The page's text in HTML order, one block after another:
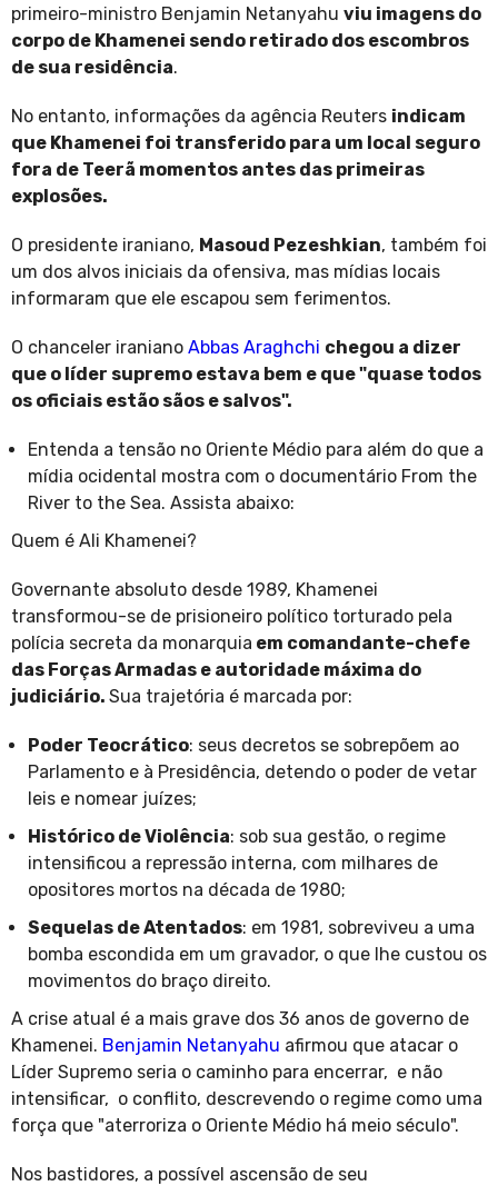
primeiro-ministro Benjamin Netanyahu viu imagens do
corpo de Khamenei sendo retirado dos escombros
de sua residência.
No entanto, informações da agência Reuters indicam
que Khamenei foi transferido para um local seguro
fora de Teerã momentos antes das primeiras
explosões.
O presidente iraniano, Masoud Pezeshkian, também foi
um dos alvos iniciais da ofensiva, mas mídias locais
informaram que ele escapou sem ferimentos.
O chanceler iraniano Abbas Araghchi chegou a dizer
que o líder supremo estava bem e que "quase todos
os oficiais estão sãos e salvos".
Entenda a tensão no Oriente Médio para além do que a
mídia ocidental mostra com o documentário From the
River to the Sea. Assista abaixo:
Quem é Ali Khamenei?
Governante absoluto desde 1989, Khamenei
transformou-se de prisioneiro político torturado pela
polícia secreta da monarquia em comandante-chefe
das Forças Armadas e autoridade máxima do
judiciário. Sua trajetória é marcada por:
Poder Teocrático: seus decretos se sobrepõem ao
Parlamento e à Presidência, detendo o poder de vetar
leis e nomear juízes;
Histórico de Violência: sob sua gestão, o regime
intensificou a repressão interna, com milhares de
opositores mortos na década de 1980;
Sequelas de Atentados: em 1981, sobreviveu a uma
bomba escondida em um gravador, o que lhe custou os
movimentos do braço direito.
A crise atual é a mais grave dos 36 anos de governo de
Khamenei. Benjamin Netanyahu afirmou que atacar o
Líder Supremo seria o caminho para encerrar, e não
intensificar, o conflito, descrevendo o regime como uma
força que "aterroriza o Oriente Médio há meio século".
Nos bastidores, a possível ascensão de seu